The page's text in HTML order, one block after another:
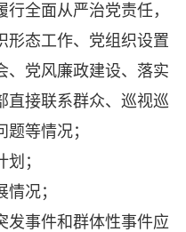
全面从严治党责任，
形态工作、党组织设置
、党风廉政建设、落实
直接联系群众、巡视巡
等情况；
；
况；
事件和群体性事件应